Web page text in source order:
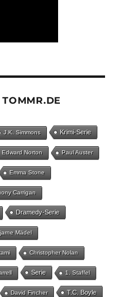
J.K. Simmons Krimi-Serie
Edward Norton Paul Auster
Emma Stone
Carrigan
Dramedy-Serie
Mädel
Christopher Nolan
Serie 1. Staffel
David Fincher T.C. Boyle